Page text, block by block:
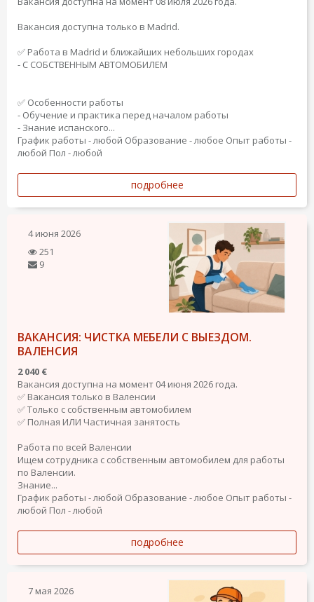
Вакансия доступна только в Madrid.
✅ Работа в Madrid и ближайших небольших городах
- С СОБСТВЕННЫМ АВТОМОБИЛЕМ
✅ Особенности работы
- Обучение и практика перед началом работы
- Знание испанского...
График работы - любой Образование - любое Опыт работы -
любой Пол - любой
подробнее
4 июня 2026
251
9
ВАКАНСИЯ: ЧИСТКА МЕБЕЛИ С ВЫЕЗДОМ.
ВАЛЕНСИЯ
2 040 €
Вакансия доступна на момент 04 июня 2026 года.
✅ Вакансия только в Валенсии
✅ Только с собственным автомобилем
✅ Полная ИЛИ Частичная занятость
Работа по всей Валенсии
Ищем сотрудника с собственным автомобилем для работы
по Валенсии.
Знание...
График работы - любой Образование - любое Опыт работы -
любой Пол - любой
подробнее
7 мая 2026